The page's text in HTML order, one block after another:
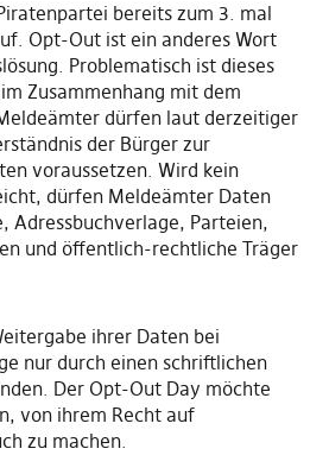
bereits zum 3. mal
Opt-Out ist ein anderes Wort
Problematisch ist dieses
Zusammenhang mit dem
dürfen laut derzeitiger
der Bürger zur
voraussetzen. Wird kein
dürfen Meldeämter Daten
Adressbuchverlage, Parteien,
und öffentlich-rechtliche Träger
ihrer Daten bei
nur durch einen schriftlichen
Der Opt-Out Day möchte
von ihrem Recht auf
zu machen.